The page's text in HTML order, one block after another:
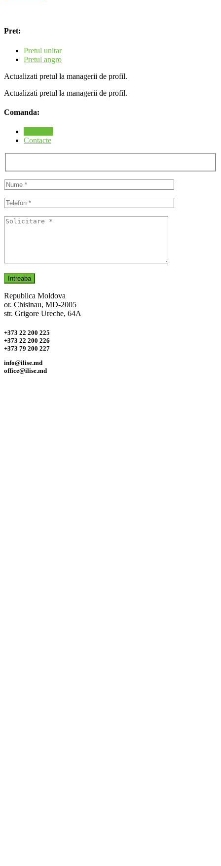
Pret:
Pretul unitar
Pretul angro
Actualizati pretul la managerii de profil.
Actualizati pretul la managerii de profil.
Comanda:
Contacte
Republica Moldova
or. Chisinau, MD-2005
str. Grigore Ureche, 64А
+373 22 200 225
+373 22 200 226
+373 79 200 227
info@ilise.md
office@ilise.md